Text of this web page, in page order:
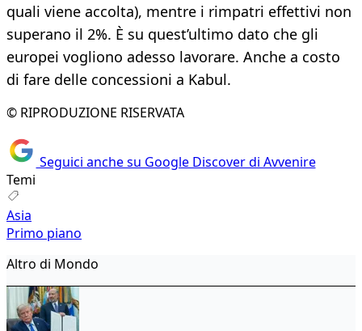
quali viene accolta), mentre i rimpatri effettivi non
superano il 2%. È su quest’ultimo dato che gli
europei vogliono adesso lavorare. Anche a costo
di fare delle concessioni a Kabul.
© RIPRODUZIONE RISERVATA
Seguici anche su Google Discover di Avvenire
Temi
Asia
Primo piano
Altro di Mondo